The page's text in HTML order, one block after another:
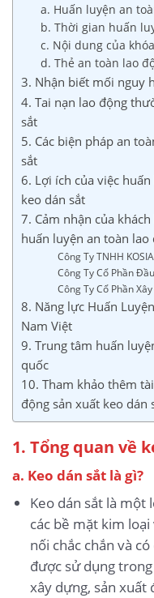
a. Huấn luyện an
b. Thời gian huấn
c. Nội dung của
d. Thẻ an toàn lao
3. Nhận biết mối nguy
4. Tai nạn lao động
sắt
5. Các biện pháp an
sắt
6. Lợi ích của việc
keo dán sắt
7. Cảm nhận của
huấn luyện an toàn lao
Công Ty TNHH
Công Ty Cổ Phần
Công Ty Cổ Phần
8. Năng lực Huấn
Nam Việt
9. Trung tâm huấn
quốc
10. Tham khảo thêm
động sản xuất keo dán
1. Tổng quan về
a. Keo dán sắt là gì?
Keo dán sắt là một
các bề mặt kim
nối chắc chắn và
được sử dụng
xây dựng, sản xuất